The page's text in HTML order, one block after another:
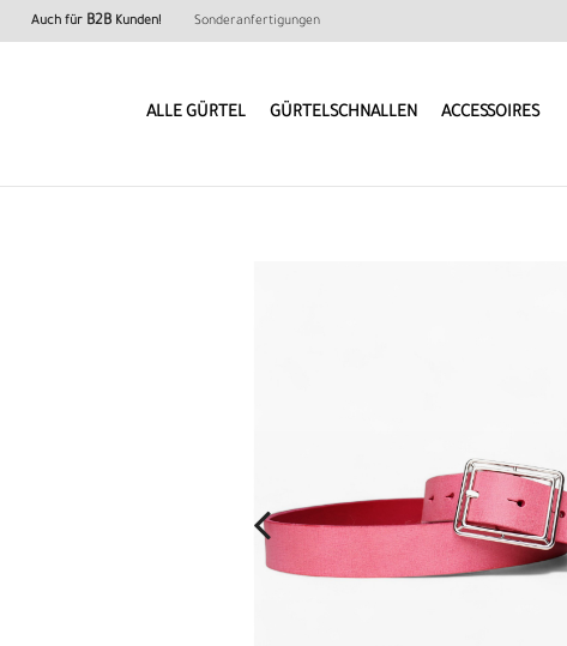
Auch für B2B Kunden! Sonderanfertigungen
ALLE GÜRTEL
D
GÜRTELSCHNALLEN ACCESSOIRES
A